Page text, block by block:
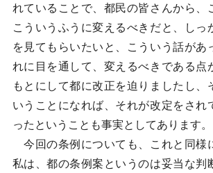
れていることで、都民の皆さんから、
こういうふうに変えるべきだと、しっ
を見てもらいたいと、こういう話があ
れに目を通して、変えるべきである点
もとにして都に改正を迫りましたし、
いうことになれば、それが改定をされ
ったということも事実としてあります。
今回の条例についても、これと同様
私は、都の条例案というのは妥当な判